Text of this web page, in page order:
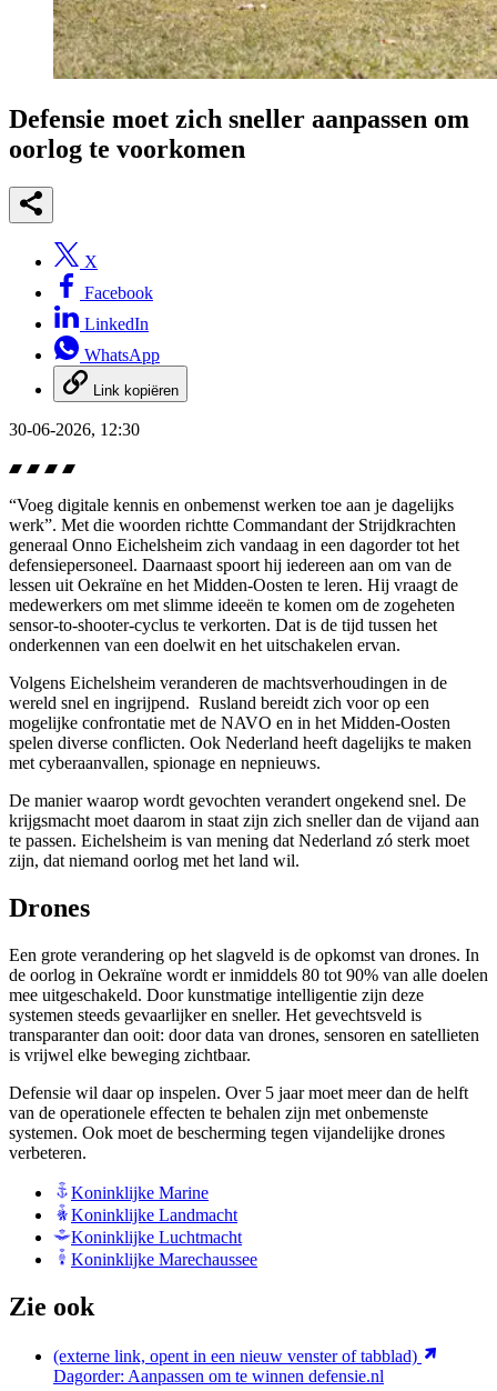
Defensie moet zich sneller aanpassen om
oorlog te voorkomen
X
Facebook
LinkedIn
WhatsApp
Link kopiëren
30-06-2026, 12:30
“Voeg digitale kennis en onbemenst werken toe aan je dagelijks
werk”. Met die woorden richtte Commandant der Strijdkrachten
generaal Onno Eichelsheim zich vandaag in een dagorder tot het
defensiepersoneel. Daarnaast spoort hij iedereen aan om van de
lessen uit Oekraïne en het Midden-Oosten te leren. Hij vraagt de
medewerkers om met slimme ideeën te komen om de zogeheten
sensor-to-shooter-cyclus te verkorten. Dat is de tijd tussen het
onderkennen van een doelwit en het uitschakelen ervan.
Volgens Eichelsheim veranderen de machtsverhoudingen in de
wereld snel en ingrijpend. Rusland bereidt zich voor op een
mogelijke confrontatie met de NAVO en in het Midden-Oosten
spelen diverse conflicten. Ook Nederland heeft dagelijks te maken
met cyberaanvallen, spionage en nepnieuws.
De manier waarop wordt gevochten verandert ongekend snel. De
krijgsmacht moet daarom in staat zijn zich sneller dan de vijand aan
te passen. Eichelsheim is van mening dat Nederland zó sterk moet
zijn, dat niemand oorlog met het land wil.
Drones
Een grote verandering op het slagveld is de opkomst van drones. In
de oorlog in Oekraïne wordt er inmiddels 80 tot 90% van alle doelen
mee uitgeschakeld. Door kunstmatige intelligentie zijn deze
systemen steeds gevaarlijker en sneller. Het gevechtsveld is
transparanter dan ooit: door data van drones, sensoren en satellieten
is vrijwel elke beweging zichtbaar.
Defensie wil daar op inspelen. Over 5 jaar moet meer dan de helft
van de operationele effecten te behalen zijn met onbemenste
systemen. Ook moet de bescherming tegen vijandelijke drones
verbeteren.
Koninklijke Marine
Koninklijke Landmacht
Koninklijke Luchtmacht
Koninklijke Marechaussee
Zie ook
(externe link, opent in een nieuw venster of tabblad)
Dagorder: Aanpassen om te winnen defensie.nl